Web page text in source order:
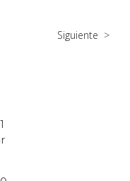
Siguiente >